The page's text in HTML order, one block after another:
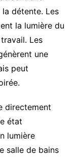
détente. Les
la lumière du
Les
une
peut
directement
état
lumière
salle de bains